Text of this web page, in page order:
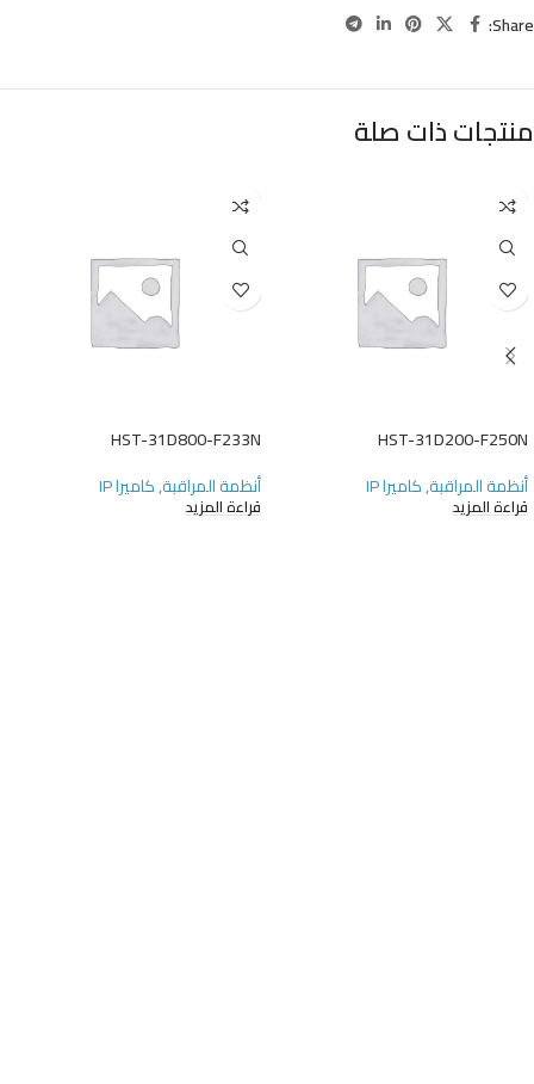
Share:
منتجات ذات صلة
HST-31D200-F250N
أنظمة المراقبة,كاميرا IP
قراءة المزيد
HST-31D800-F233N
أنظمة المراقبة,كاميرا IP
قراءة المزيد